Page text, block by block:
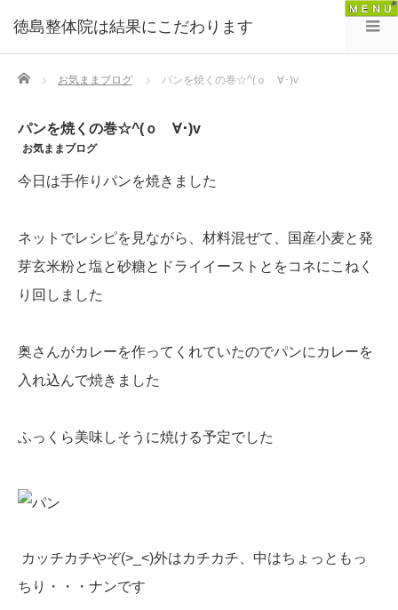
徳島整体院は結果にこだわります
Home お気ままブログ パンを焼くの巻☆^(ｏゝ∀･)v
パンを焼くの巻☆^(ｏゝ∀･)v
お気ままブログ
今日は手作りパンを焼きました
ネットでレシピを見ながら、材料混ぜて、国産小麦と発
芽玄米粉と塩と砂糖とドライイーストとをコネにこねく
り回しました
奥さんがカレーを作ってくれていたのでパンにカレーを
入れ込んで焼きました
ふっくら美味しそうに焼ける予定でした
カッチカチやぞ(>_<)外はカチカチ、中はちょっともっ
ちり・・・ナンです